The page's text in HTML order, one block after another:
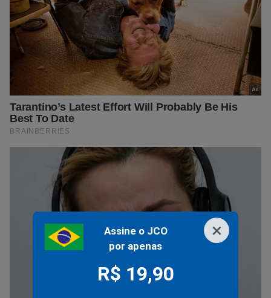
×
Assine o JCO
por apenas
R$ 19,90